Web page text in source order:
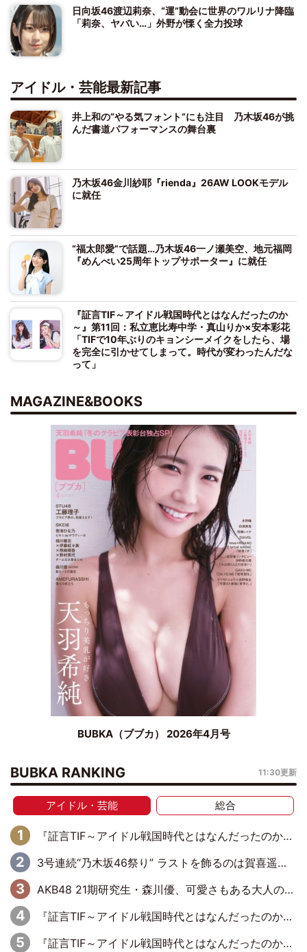
日向坂46渡辺莉奈、“運”動会に世界のワルリナ降臨
「莉奈、ヤバい…」外野が慄く全力投球
アイドル・芸能最新記事
井上和の“やる気フォント”にも注目 乃木坂46が挑
んだ書道パフォーマンスの舞台裏
乃木坂46金川紗耶『rienda』26AW LOOKモデル
に就任
“福太郎愛”で話題…乃木坂46一ノ瀬美空、地元福岡
『めんべい25周年トップサポーター』に就任
『証言TIF～アイドル戦国時代とはなんだったのか
～』第11回：私立恵比寿中学・真山りか×安本彩花
「TIFで10年ぶりのキョンシーメイクをしたら、場
を完全に引かせてしまって。時代が変わったんだな
って」
MAGAZINE&BOOKS
BUBKA（ブブカ） 2026年4月号
BUBKA RANKING 11:30更新
アイドル・芸能 総合
『証言TIF～アイドル戦国時代とはなんだったのか～』第6回：でんぱ組.inc・古川未鈴×相沢梨紗「『ハロプロやりたかったな』って言ったら、夢眠ねむさんに『てめえはでんぱ組．incなんだよ！』って肩パンされて(笑)」
3号連続“乃木坂46祭り” ラストを飾るのは賀喜遥香…5年ぶりの登場に「5年分大人になった私を見ていただけたら」
AKB48 21期研究生・森川優、可愛さもある大人の女性に
『証言TIF～アイドル戦国時代とはなんだったのか～』第11回：私立恵比寿中学・真山りか×安本彩花「TIFで10年ぶりのキョンシーメイクをしたら、場を完全に引かせてしまって。時代が変わったんだなって」
『証言TIF～アイドル戦国時代とはなんだったのか～』第10回：さくら学院・武藤彩未×飯田らうら「正直、中3で辞めるというのを信じてなくて。そう言われてはいたけど、嘘でしょって」